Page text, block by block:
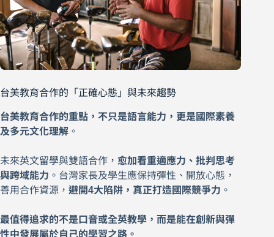
台美教育合作的「正確心態」與未來趨勢
台美教育合作的重點，不只是語言能力，更是國際素養
及多元文化理解 。
未來英文留學與雙語合作， 愈加看重適應力、批判思考
與跨域能力 。台灣家長及學生應保持彈性、開放心態，
善用合作資源， 避開4大陷阱，真正打造國際競爭力 。
最值得追求的不是口音或全英教學，而是能在創新與彈
性中發展屬於自己的學習之路。